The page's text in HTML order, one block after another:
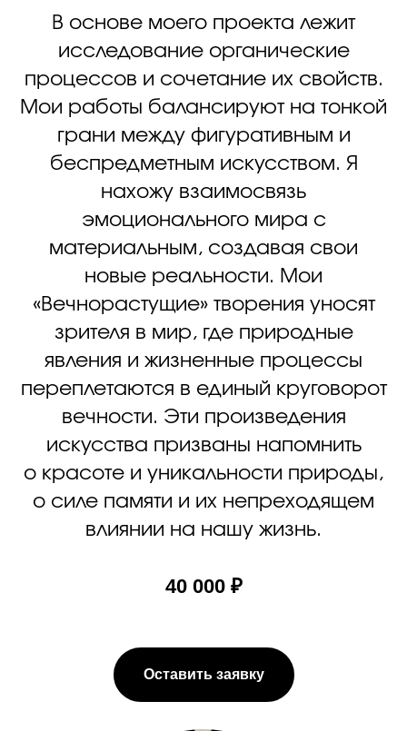
В основе моего проекта лежит
исследование органические
процессов и сочетание их свойств.
Мои работы балансируют на тонкой
грани между фигуративным и
беспредметным искусством. Я
нахожу взаимосвязь
эмоционального мира с
материальным, создавая свои
новые реальности. Мои
«Вечнорастущие» творения уносят
зрителя в мир, где природные
явления и жизненные процессы
переплетаются в единый круговорот
вечности. Эти произведения
искусства призваны напомнить
о красоте и уникальности природы,
о силе памяти и их непреходящем
влиянии на нашу жизнь.
40 000 ₽
Оставить заявку